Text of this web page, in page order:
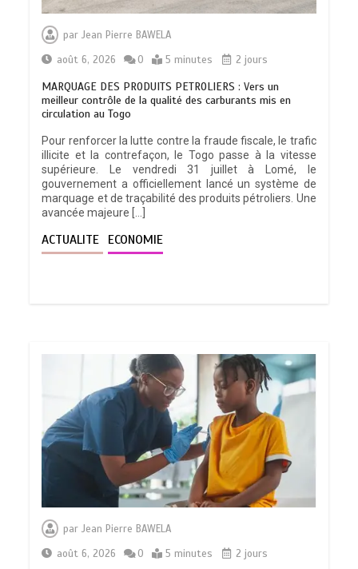
parJean Pierre BAWELA
août 6, 2026
0 5 minutes 2 jours
MARQUAGE DES PRODUITS PETROLIERS : Vers un
meilleur contrôle de la qualité des carburants mis en
circulation au Togo
Pour renforcer la lutte contre la fraude fiscale, le trafic
illicite et la contrefaçon, le Togo passe à la vitesse
supérieure. Le vendredi 31 juillet à Lomé, le
gouvernement a officiellement lancé un système de
marquage et de traçabilité des produits pétroliers. Une
avancée majeure […]
ACTUALITE ECONOMIE
parJean Pierre BAWELA
août 6, 2026
0 5 minutes 2 jours